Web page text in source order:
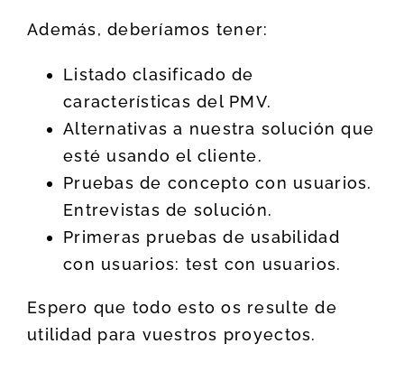
Además, deberíamos tener:
Listado clasificado de
características del PMV.
Alternativas a nuestra solución que
esté usando el cliente.
Pruebas de concepto con usuarios.
Entrevistas de solución.
Primeras pruebas de usabilidad
con usuarios: test con usuarios.
Espero que todo esto os resulte de
utilidad para vuestros proyectos.